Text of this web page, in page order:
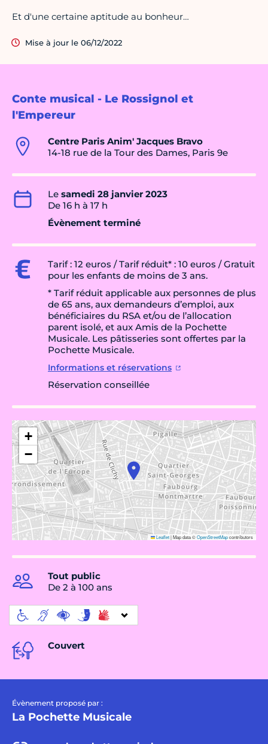
Conte musical - Le Rossignol et
l'Empereur
Centre Paris Anim' Jacques Bravo
14-18 rue de la Tour des Dames, Paris 9e
Le samedi 28 janvier 2023
De 16 h à 17 h
Évènement terminé
Tarif : 12 euros / Tarif réduit* : 10 euros / Gratuit
pour les enfants de moins de 3 ans.
* Tarif réduit applicable aux personnes de plus
de 65 ans, aux demandeurs d’emploi, aux
bénéficiaires du RSA et/ou de l’allocation
parent isolé, et aux Amis de la Pochette
Musicale. Les pâtisseries sont offertes par la
Pochette Musicale.
Informations et réservations
Réservation conseillée
+
−
Leaflet|Map data ©OpenStreetMapcontributors
Tout public
De 2 à 100 ans
Couvert
Évènement proposé par :
La Pochette Musicale
Et d'une certaine aptitude au bonheur…
Mise à jour le 06/12/2022